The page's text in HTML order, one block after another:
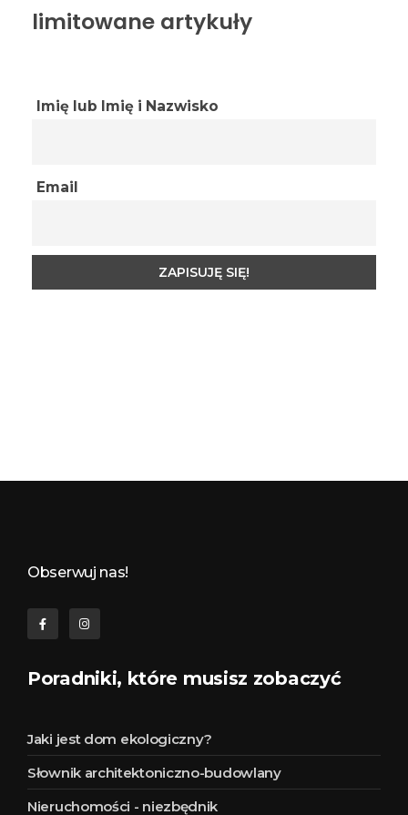
limitowane artykuły
Imię lub Imię i Nazwisko
Email
Obserwuj nas!
Poradniki, które musisz zobaczyć
Jaki jest dom ekologiczny?
Słownik architektoniczno-budowlany
Nieruchomości - niezbędnik